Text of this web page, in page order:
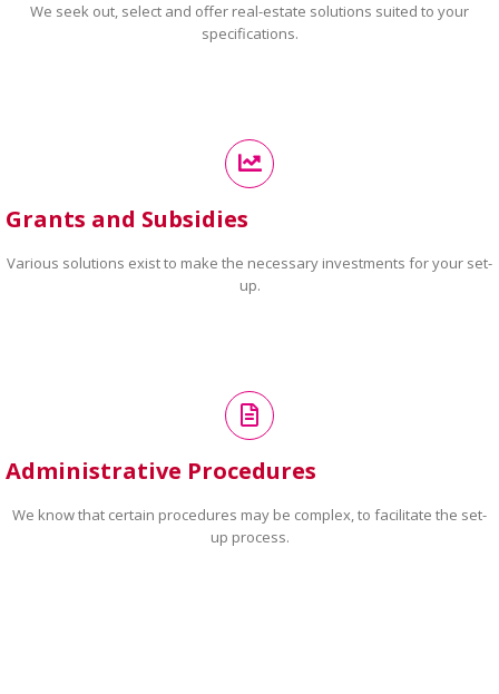
We seek out, select and offer real-estate solutions suited to your
specifications.
Grants and Subsidies
Various solutions exist to make the necessary investments for your set-
up.
Administrative Procedures
We know that certain procedures may be complex, to facilitate the set-
up process.